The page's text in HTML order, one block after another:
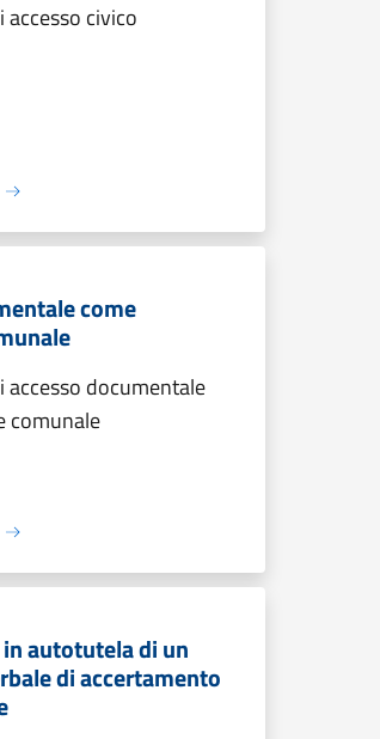
civico
come
documentale
comunale
autotutela di un
di accertamento